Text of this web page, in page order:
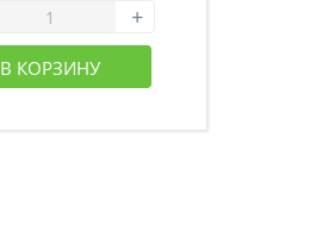
+
В КОРЗИНУ